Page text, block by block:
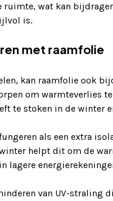
wat kan
is.
met raamfolie
kan raamfolie ook
om warmteverlies
te stoken in de
als een extra
helpt dit om de
lagere
van UV-straling